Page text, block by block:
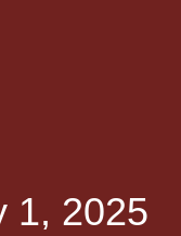
1, 2025